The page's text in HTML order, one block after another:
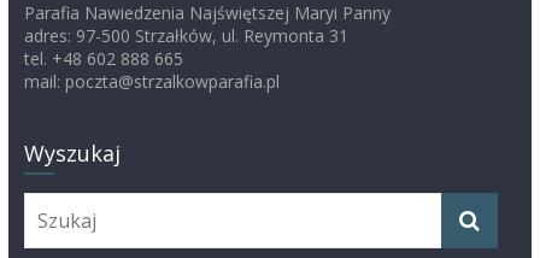
Parafia Nawiedzenia Najświętszej Maryi Panny
adres: 97-500 Strzałków, ul. Reymonta 31
tel. +48 602 888 665
mail: poczta@strzalkowparafia.pl
Wyszukaj